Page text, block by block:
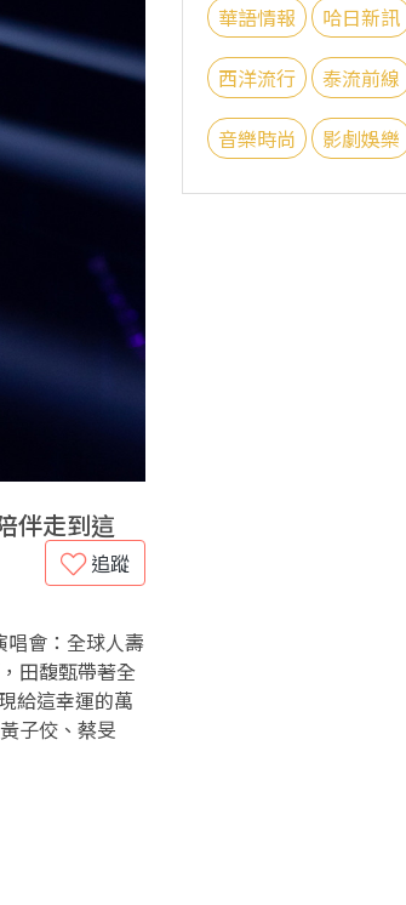
伴走到這
追蹤
唱會：全球人壽
田馥甄帶著全
給這幸運的萬
子佼、蔡旻
華語情報 哈日新訊
西洋流行 泰流前線
音樂時尚 影劇娛樂